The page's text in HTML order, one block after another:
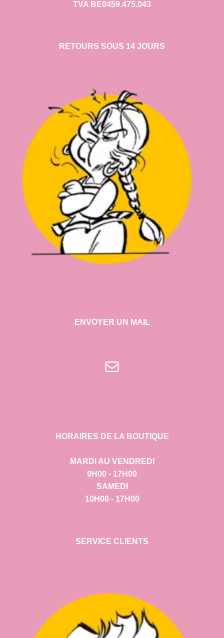
TVA BE0459.475.043
RETOURS SOUS 14 JOURS
ENVOYER UN MAIL
E-mail
HORAIRES DE LA BOUTIQUE
MARDI AU VENDREDI
9H00 - 17H00
SAMEDI
10H00 - 17H00
SERVICE CLIENTS